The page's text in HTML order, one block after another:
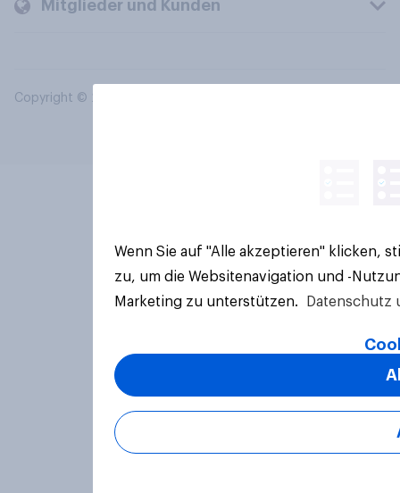
Mitglieder und Kunden
Copyright © 2026 YouGov PLC. Alle Rechte vorbehalten.
Wenn Sie auf "Alle akzeptieren" klicken,
zu, um die Websitenavigation und -
Marketing zu unterstützen.
Datenschutz